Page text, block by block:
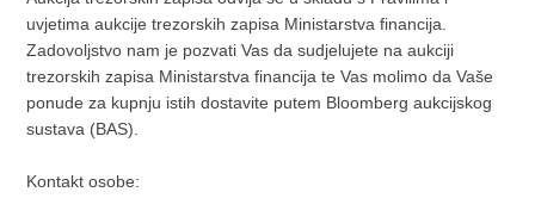
uvjetima aukcije trezorskih zapisa Ministarstva financija.
Zadovoljstvo nam je pozvati Vas da sudjelujete na aukciji
trezorskih zapisa Ministarstva financija te Vas molimo da Vaše
ponude za kupnju istih dostavite putem Bloomberg aukcijskog
sustava (BAS).
Kontakt osobe: